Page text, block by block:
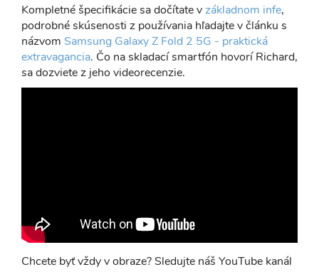
Kompletné špecifikácie sa dočítate vzákladnom infe,
podrobné skúsenosti z používania hľadajte v článku s
názvom Samsung Galaxy Z Fold 2 5G - praktická
extravagancia. Čo na skladací smartfón hovorí Richard,
sa dozviete z jeho videorecenzie.
Chcete byť vždy v obraze? Sledujte náš YouTube kanál